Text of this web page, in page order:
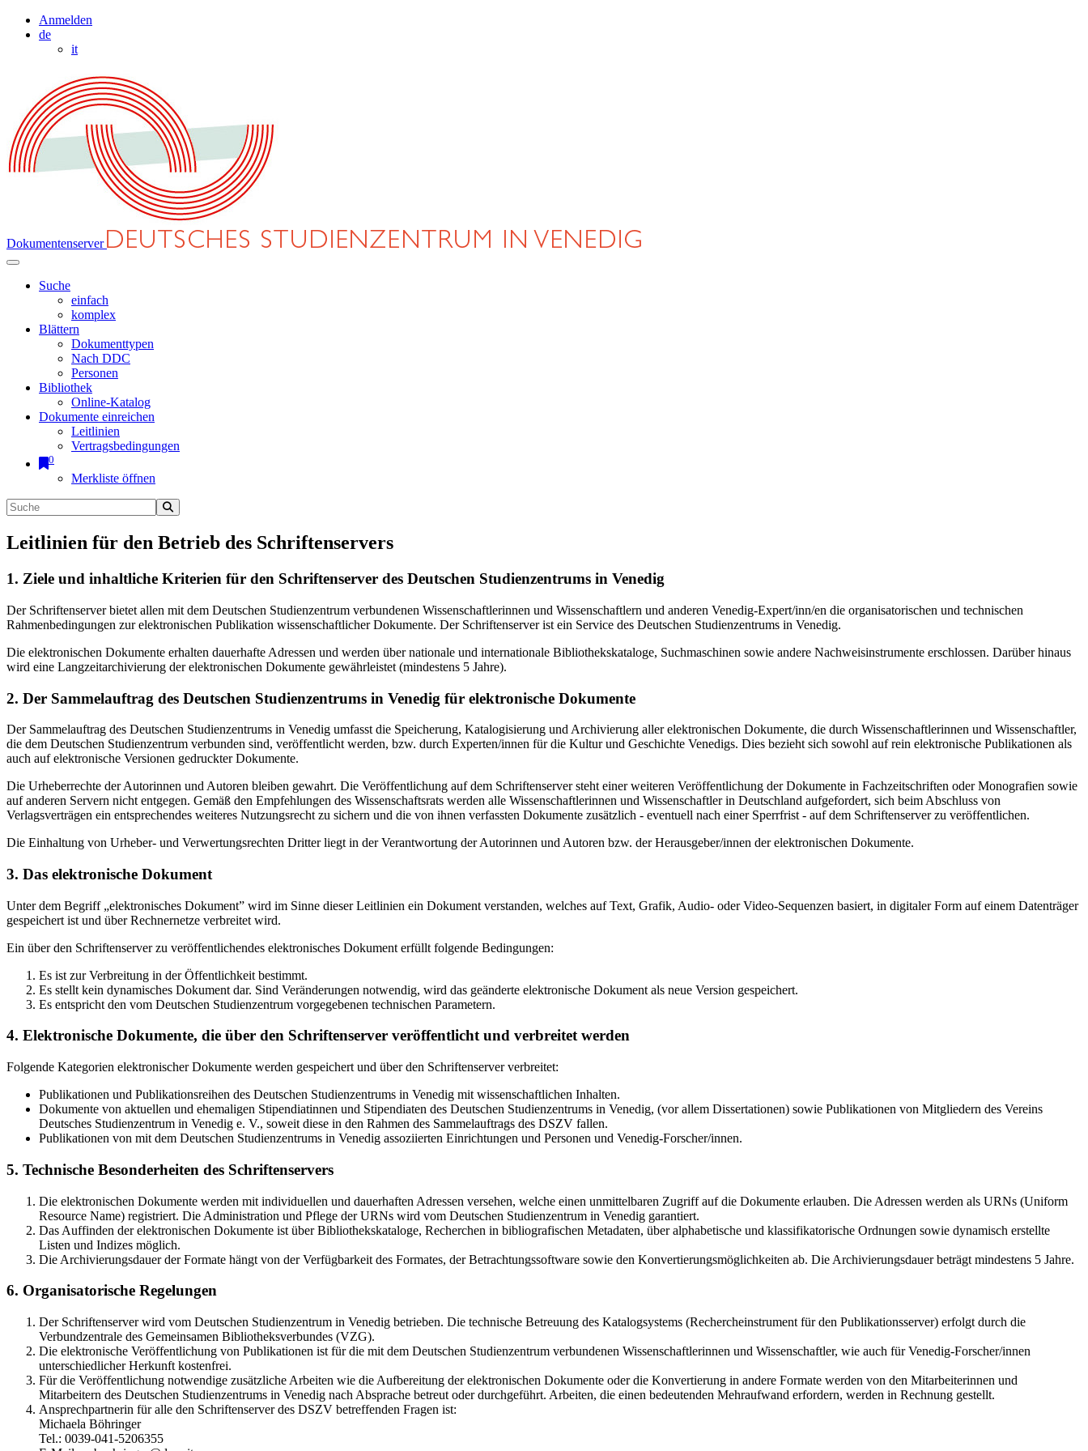
Anmelden
de
it
Dokumentenserver
Suche
einfach
komplex
Blättern
Dokumenttypen
Nach DDC
Personen
Bibliothek
Online-Katalog
Dokumente einreichen
Leitlinien
Vertragsbedingungen
0
Merkliste öffnen
Leitlinien für den Betrieb des Schriftenservers
1. Ziele und inhaltliche Kriterien für den Schriftenserver des Deutschen Studienzentrums in Venedig
Der Schriftenserver bietet allen mit dem Deutschen Studienzentrum verbundenen Wissenschaftlerinnen und Wissenschaftlern und anderen Venedig-Expert/inn/en die organisatorischen und technischen
Rahmenbedingungen zur elektronischen Publikation wissenschaftlicher Dokumente. Der Schriftenserver ist ein Service des Deutschen Studienzentrums in Venedig.
Die elektronischen Dokumente erhalten dauerhafte Adressen und werden über nationale und internationale Bibliothekskataloge, Suchmaschinen sowie andere Nachweisinstrumente erschlossen. Darüber hinaus
wird eine Langzeitarchivierung der elektronischen Dokumente gewährleistet (mindestens 5 Jahre).
2. Der Sammelauftrag des Deutschen Studienzentrums in Venedig für elektronische Dokumente
Der Sammelauftrag des Deutschen Studienzentrums in Venedig umfasst die Speicherung, Katalogisierung und Archivierung aller elektronischen Dokumente, die durch Wissenschaftlerinnen und Wissenschaftler,
die dem Deutschen Studienzentrum verbunden sind, veröffentlicht werden, bzw. durch Experten/innen für die Kultur und Geschichte Venedigs. Dies bezieht sich sowohl auf rein elektronische Publikationen als
auch auf elektronische Versionen gedruckter Dokumente.
Die Urheberrechte der Autorinnen und Autoren bleiben gewahrt. Die Veröffentlichung auf dem Schriftenserver steht einer weiteren Veröffentlichung der Dokumente in Fachzeitschriften oder Monografien sowie
auf anderen Servern nicht entgegen. Gemäß den Empfehlungen des Wissenschaftsrats werden alle Wissenschaftlerinnen und Wissenschaftler in Deutschland aufgefordert, sich beim Abschluss von
Verlagsverträgen ein entsprechendes weiteres Nutzungsrecht zu sichern und die von ihnen verfassten Dokumente zusätzlich - eventuell nach einer Sperrfrist - auf dem Schriftenserver zu veröffentlichen.
Die Einhaltung von Urheber- und Verwertungsrechten Dritter liegt in der Verantwortung der Autorinnen und Autoren bzw. der Herausgeber/innen der elektronischen Dokumente.
3. Das elektronische Dokument
Unter dem Begriff „elektronisches Dokument” wird im Sinne dieser Leitlinien ein Dokument verstanden, welches auf Text, Grafik, Audio- oder Video-Sequenzen basiert, in digitaler Form auf einem Datenträger
gespeichert ist und über Rechnernetze verbreitet wird.
Ein über den Schriftenserver zu veröffentlichendes elektronisches Dokument erfüllt folgende Bedingungen:
Es ist zur Verbreitung in der Öffentlichkeit bestimmt.
Es stellt kein dynamisches Dokument dar. Sind Veränderungen notwendig, wird das geänderte elektronische Dokument als neue Version gespeichert.
Es entspricht den vom Deutschen Studienzentrum vorgegebenen technischen Parametern.
4. Elektronische Dokumente, die über den Schriftenserver veröffentlicht und verbreitet werden
Folgende Kategorien elektronischer Dokumente werden gespeichert und über den Schriftenserver verbreitet:
Publikationen und Publikationsreihen des Deutschen Studienzentrums in Venedig mit wissenschaftlichen Inhalten.
Dokumente von aktuellen und ehemaligen Stipendiatinnen und Stipendiaten des Deutschen Studienzentrums in Venedig, (vor allem Dissertationen) sowie Publikationen von Mitgliedern des Vereins
Deutsches Studienzentrum in Venedig e. V., soweit diese in den Rahmen des Sammelauftrags des DSZV fallen.
Publikationen von mit dem Deutschen Studienzentrums in Venedig assoziierten Einrichtungen und Personen und Venedig-Forscher/innen.
5. Technische Besonderheiten des Schriftenservers
Die elektronischen Dokumente werden mit individuellen und dauerhaften Adressen versehen, welche einen unmittelbaren Zugriff auf die Dokumente erlauben. Die Adressen werden als URNs (Uniform
Resource Name) registriert. Die Administration und Pflege der URNs wird vom Deutschen Studienzentrum in Venedig garantiert.
Das Auffinden der elektronischen Dokumente ist über Bibliothekskataloge, Recherchen in bibliografischen Metadaten, über alphabetische und klassifikatorische Ordnungen sowie dynamisch erstellte
Listen und Indizes möglich.
Die Archivierungsdauer der Formate hängt von der Verfügbarkeit des Formates, der Betrachtungssoftware sowie den Konvertierungsmöglichkeiten ab. Die Archivierungsdauer beträgt mindestens 5 Jahre.
6. Organisatorische Regelungen
Der Schriftenserver wird vom Deutschen Studienzentrum in Venedig betrieben. Die technische Betreuung des Katalogsystems (Rechercheinstrument für den Publikationsserver) erfolgt durch die
Verbundzentrale des Gemeinsamen Bibliotheksverbundes (VZG).
Die elektronische Veröffentlichung von Publikationen ist für die mit dem Deutschen Studienzentrum verbundenen Wissenschaftlerinnen und Wissenschaftler, wie auch für Venedig-Forscher/innen
unterschiedlicher Herkunft kostenfrei.
Für die Veröffentlichung notwendige zusätzliche Arbeiten wie die Aufbereitung der elektronischen Dokumente oder die Konvertierung in andere Formate werden von den Mitarbeiterinnen und
Mitarbeitern des Deutschen Studienzentrums in Venedig nach Absprache betreut oder durchgeführt. Arbeiten, die einen bedeutenden Mehraufwand erfordern, werden in Rechnung gestellt.
Ansprechpartnerin für alle den Schriftenserver des DSZV betreffenden Fragen ist:
Michaela Böhringer
Tel.: 0039-041-5206355